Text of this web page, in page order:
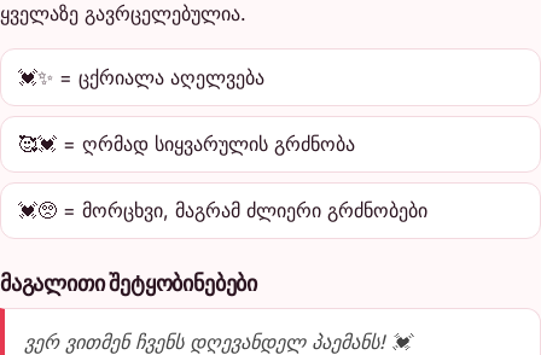
ყველაზე გავრცელებულია.
💓✨ = ცქრიალა აღელვება
🥰💓 = ღრმად სიყვარულის გრძნობა
💓🥺 = მორცხვი, მაგრამ ძლიერი გრძნობები
მაგალითი შეტყობინებები
ვერ ვითმენ ჩვენს დღევანდელ პაემანს! 💓